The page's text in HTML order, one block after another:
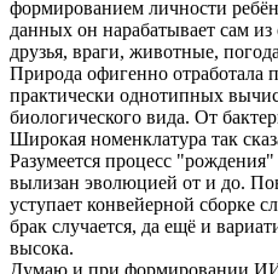
формированием личности
данных он нарабатывает сам
друзья, враги, животные,
Природа офигенно отработала
практически однотипных
биологического вида. От
Широкая номенклатура так
Разумеется процесс
вылизан эволюцией от и до.
уступает конвейерной сборке
брак случается, да ещё и
высока.
Думаю и при формировании ИИ